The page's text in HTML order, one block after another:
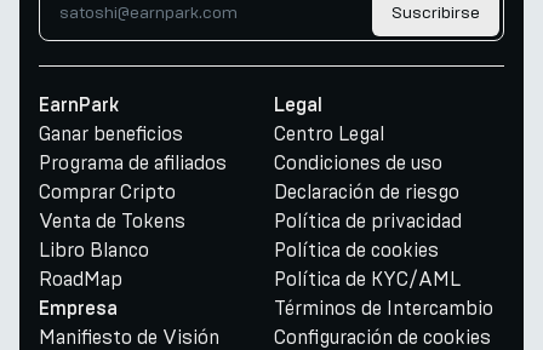
Suscribirse
EarnPark
Ganar beneficios
Programa de afiliados
Comprar Cripto
Venta de Tokens
Libro Blanco
RoadMap
Empresa
Manifiesto de Visión
Legal
Centro Legal
Condiciones de uso
Declaración de riesgo
Política de privacidad
Política de cookies
Política de KYC/AML
Términos de Intercambio
Configuración de cookies